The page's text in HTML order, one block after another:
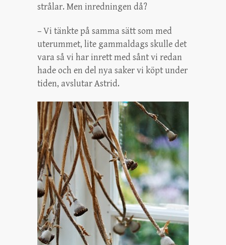
strålar. Men inredningen då?
– Vi tänkte på samma sätt som med
uterummet, lite gammaldags skulle det
vara så vi har inrett med sånt vi redan
hade och en del nya saker vi köpt under
tiden, avslutar Astrid.